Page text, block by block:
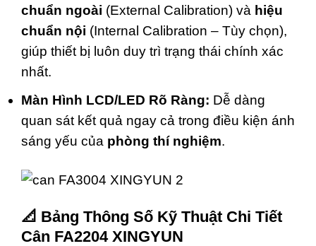
chuẩn ngoài (External Calibration) và hiệu
chuẩn nội (Internal Calibration – Tùy chọn),
giúp thiết bị luôn duy trì trạng thái chính xác
nhất.
Màn Hình LCD/LED Rõ Ràng: Dễ dàng
quan sát kết quả ngay cả trong điều kiện ánh
sáng yếu của phòng thí nghiệm.
📐 Bảng Thông Số Kỹ Thuật Chi Tiết
Cân FA2204 XINGYUN